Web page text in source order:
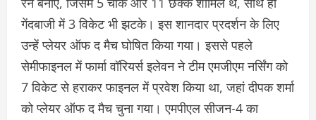
गेंदबाजी में 3 विकेट भी झटके। इस शानदार प्रदर्शन के लिए
उन्हें प्लेयर ऑफ द मैच घोषित किया गया। इससे पहले
सेमीफाइनल में फार्मा वॉरियर्स इलेवन ने टीम एमजीएम नर्सिंग को
7 विकेट से हराकर फाइनल में प्रवेश किया था, जहां दीपक शर्मा
को प्लेयर ऑफ द मैच चुना गया। एमपीएल सीजन-4 का